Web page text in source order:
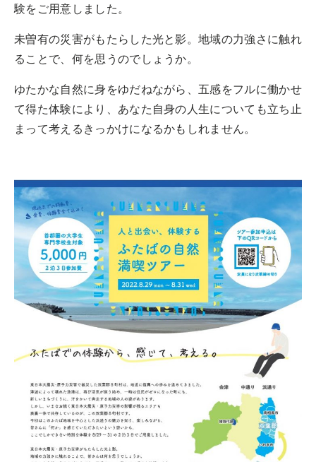
験をご用意しました。
未曽有の災害がもたらした光と影。地域の力強さに触れ
ることで、何を思うのでしょうか。
ゆたかな自然に身をゆだねながら、五感をフルに働かせ
て得た体験により、あなた自身の人生についても立ち止
まって考えるきっかけになるかもしれません。